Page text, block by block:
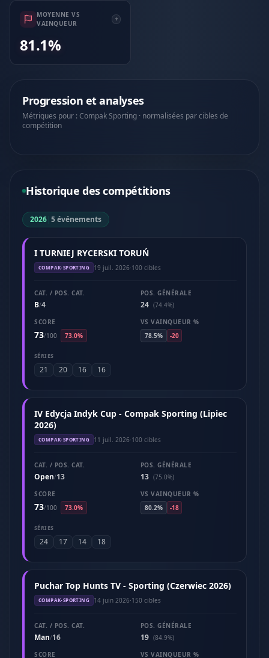
MOYENNE VS
VAINQUEUR
81.1%
Progression et analyses
Métriques pour : Compak Sporting · normalisées par cibles de
compétition
Historique des compétitions
2026|5 événements
I TURNIEJ RYCERSKI TORUŃ
COMPAK-SPORTING 19 juil. 2026·100 cibles
CAT. / POS. CAT.
B/4
POS. GÉNÉRALE
24 (74.4%)
SCORE
73/100 73.0%
VS VAINQUEUR %
78.5%
-20
SÉRIES
21 20 16 16
IV Edycja Indyk Cup - Compak Sporting (Lipiec
2026)
COMPAK-SPORTING 11 juil. 2026·100 cibles
CAT. / POS. CAT.
Open/13
POS. GÉNÉRALE
13 (75.0%)
SCORE
73/100 73.0%
VS VAINQUEUR %
80.2%
-18
SÉRIES
24 17 14 18
Puchar Top Hunts TV - Sporting (Czerwiec 2026)
COMPAK-SPORTING 14 juin 2026·150 cibles
CAT. / POS. CAT.
Man/16
POS. GÉNÉRALE
19 (84.9%)
SCORE
VS VAINQUEUR %